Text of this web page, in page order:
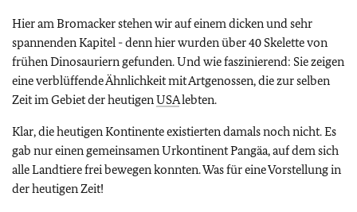
Hier am Bromacker stehen wir auf einem dicken und sehr
spannenden Kapitel - denn hier wurden über 40 Skelette von
frühen Dinosauriern gefunden. Und wie faszinierend: Sie zeigen
eine verblüffende Ähnlichkeit mit Artgenossen, die zur selben
Zeit im Gebiet der heutigenUSAlebten.
Klar, die heutigen Kontinente existierten damals noch nicht. Es
gab nur einen gemeinsamen Urkontinent Pangäa, auf dem sich
alle Landtiere frei bewegen konnten. Was für eine Vorstellung in
der heutigen Zeit!